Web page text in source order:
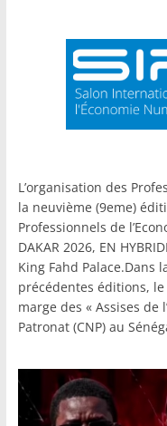
L’organisation des
la neuvième (9eme)
Professionnels de
DAKAR 2026, EN
King Fahd Palace.Dans
précédentes éditions, le
marge des « Assises de
Patronat (CNP) au